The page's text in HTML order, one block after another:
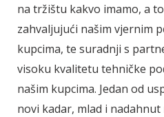
na tržištu kakvo imamo, a
zahvaljujući našim vjernim
kupcima, te suradnji s
visoku kvalitetu tehničke
našim kupcima. Jedan od
novi kadar, mlad i